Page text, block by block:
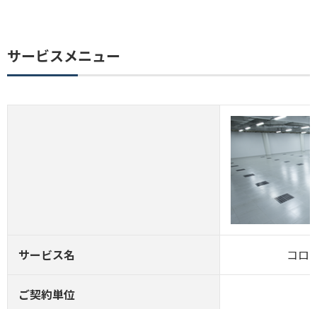
サービスメニュー
サービス名 コロ
ご契約単位